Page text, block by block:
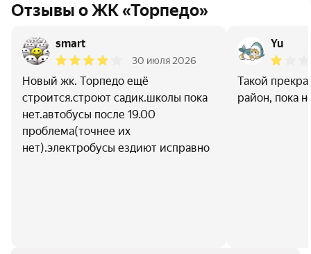
Отзывы о ЖК «Торпедо»
smart
30 июля 2026
Новый жк. Торпедо ещё
строится.строют садик.школы пока
нет.автобусы после 19.00
проблема(точнее их
нет).электробусы ездиют исправно
Yu
Такой
район, пока